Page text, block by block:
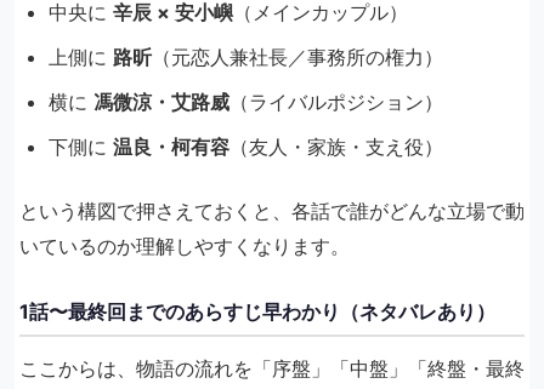
中央に 辛辰 × 安小嶼 （メインカップル）
上側に 路昕 （元恋人兼社長／事務所の権力）
横に 馮微涼・艾路威 （ライバルポジション）
下側に 温良・柯有容 （友人・家族・支え役）
という構図で押さえておくと、各話で誰がどんな立場で動
いているのか理解しやすくなります。
1話〜最終回までのあらすじ早わかり（ネタバレあり）
ここからは、物語の流れを「序盤」「中盤」「終盤・最終